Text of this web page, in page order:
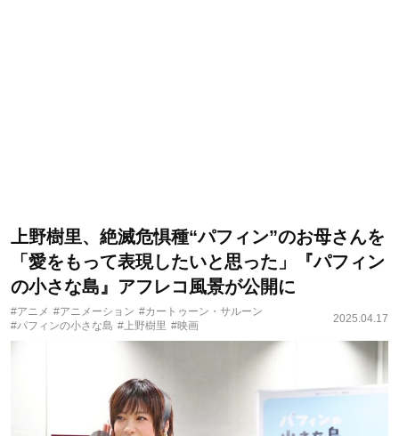
上野樹里、絶滅危惧種“パフィン”のお母さんを
「愛をもって表現したいと思った」『パフィン
の小さな島』アフレコ風景が公開に
#アニメ #アニメーション #カートゥーン・サルーン
#パフィンの小さな島 #上野樹里 #映画
2025.04.17